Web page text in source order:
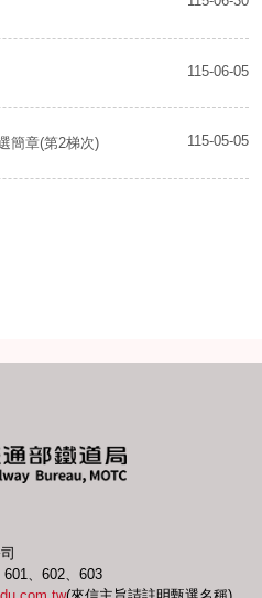
115-06-05
簡章(第2梯次) 115-05-05
601、602、603